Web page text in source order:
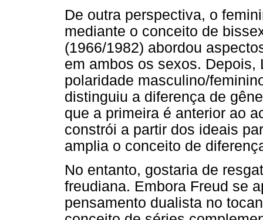
De outra perspectiva, o
mediante o conceito de
(1966/1982) abordou
em ambos os sexos. Depois,
polaridade masculino/
distinguiu a diferença de
que a primeira é anterior ao
constrói a partir dos ideais
amplia o conceito de
No entanto, gostaria de
freudiana. Embora Freud se
pensamento dualista no